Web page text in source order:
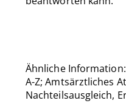
Ähnliche Information:
A-Z; Amtsärztliches
Nachteilsausgleich,